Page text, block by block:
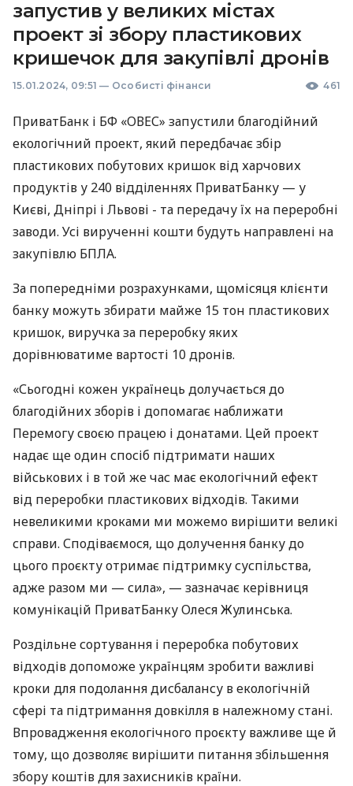
запустив у великих містах
проект зі збору пластикових
кришечок для закупівлі дронів
15.01.2024, 09:51 — Особисті фінанси 461
ПриватБанк і БФ «ОВЕС» запустили благодійний
екологічний проект, який передбачає збір
пластикових побутових кришок від харчових
продуктів у 240 відділеннях ПриватБанку — у
Києві, Дніпрі і Львові - та передачу їх на переробні
заводи. Усі вирученні кошти будуть направлені на
закупівлю БПЛА.
За попередніми розрахунками, щомісяця клієнти
банку можуть збирати майже 15 тон пластикових
кришок, виручка за переробку яких
дорівнюватиме вартості 10 дронів.
«Сьогодні кожен українець долучається до
благодійних зборів і допомагає наближати
Перемогу своєю працею і донатами. Цей проект
надає ще один спосіб підтримати наших
військових і в той же час має екологічний ефект
від переробки пластикових відходів. Такими
невеликими кроками ми можемо вирішити великі
справи. Сподіваємося, що долучення банку до
цього проєкту отримає підтримку суспільства,
адже разом ми — сила», — зазначає керівниця
комунікацій ПриватБанку Олеся Жулинська.
Роздільне сортування і переробка побутових
відходів допоможе українцям зробити важливі
кроки для подолання дисбалансу в екологічній
сфері та підтримання довкілля в належному стані.
Впровадження екологічного проєкту важливе ще й
тому, що дозволяє вирішити питання збільшення
збору коштів для захисників країни.